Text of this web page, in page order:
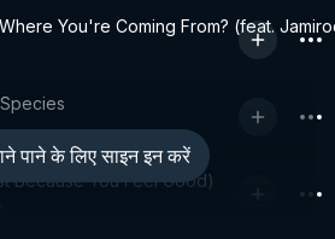
You're Coming From? (feat.
पाने के लिए साइन इन करें
Because You Feel Good)